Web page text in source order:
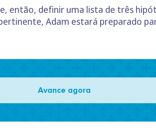
então, definir uma lista de três
Adam estará preparado
Avance agora